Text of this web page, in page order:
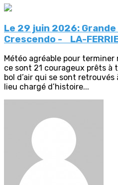
Le 29 juin 2026:
Crescendo - LA-
Météo agréable pour
ce sont 21 courageux prêts à
bol d’air qui se sont retrouvés
lieu chargé d’histoire...